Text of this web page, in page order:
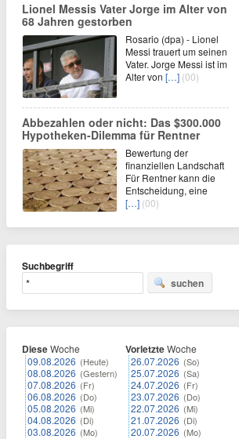
Lionel Messis Vater Jorge im Alter von
68 Jahren gestorben
Rosario (dpa) - Lionel
Messi trauert um seinen
Vater. Jorge Messi ist im
Alter von […] (00)
Abbezahlen oder nicht: Das $300.000
Hypotheken-Dilemma für Rentner
Bewertung der
finanziellen Landschaft
Für Rentner kann die
Entscheidung, eine
[…] (00)
Suchbegriff
suchen
DieseWoche
09.08.2026 (Heute)
08.08.2026 (Gestern)
07.08.2026 (Fr)
06.08.2026 (Do)
05.08.2026 (Mi)
04.08.2026 (Di)
03.08.2026 (Mo)
VorletzteWoche
26.07.2026 (So)
25.07.2026 (Sa)
24.07.2026 (Fr)
23.07.2026 (Do)
22.07.2026 (Mi)
21.07.2026 (Di)
20.07.2026 (Mo)